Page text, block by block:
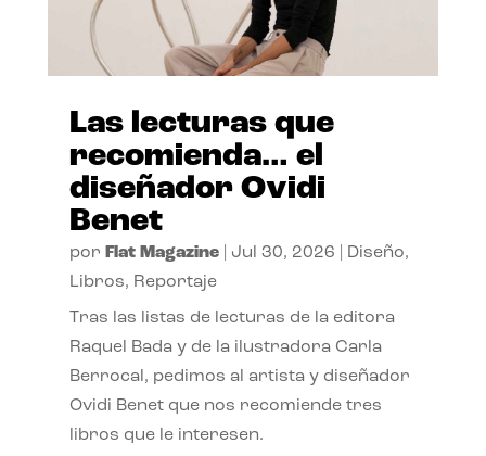
Las lecturas que
recomienda… el
diseñador Ovidi
Benet
por Flat Magazine| Jul 30, 2026 Diseño,
Libros, Reportaje
Tras las listas de lecturas de la editora
Raquel Bada y de la ilustradora Carla
Berrocal, pedimos al artista y diseñador
Ovidi Benet que nos recomiende tres
libros que le interesen.